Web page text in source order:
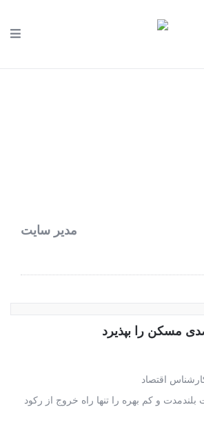
مدیر سایت
اقتصاد
و کم بهره را تنها راه خروج از رکود